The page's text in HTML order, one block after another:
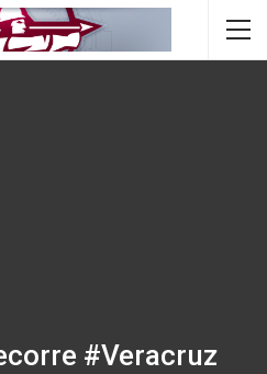
#Veracruz